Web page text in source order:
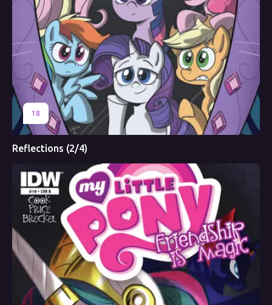
18
Reflections (2/4)